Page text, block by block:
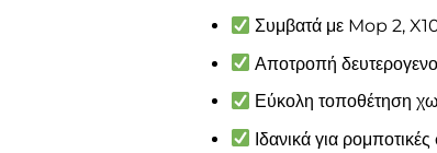
Συμβατά με Mop 2,
Αποτροπή
Εύκολη τοποθέτηση
Ιδανικά για